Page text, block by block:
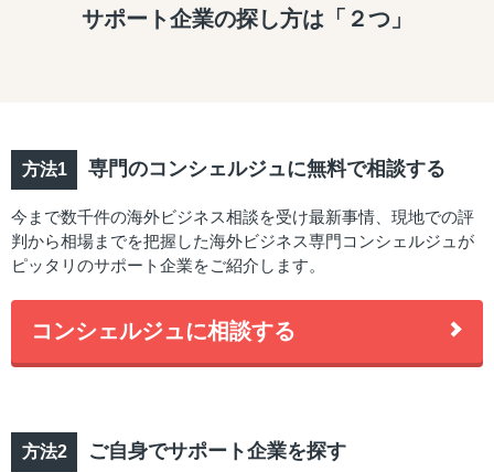
サポート企業の探し方は「２つ」
専門のコンシェルジュに無料で相談する
今まで数千件の海外ビジネス相談を受け最新事情、現地での評
判から相場までを把握した海外ビジネス専門コンシェルジュが
ピッタリのサポート企業をご紹介します。
コンシェルジュに相談する
ご自身でサポート企業を探す